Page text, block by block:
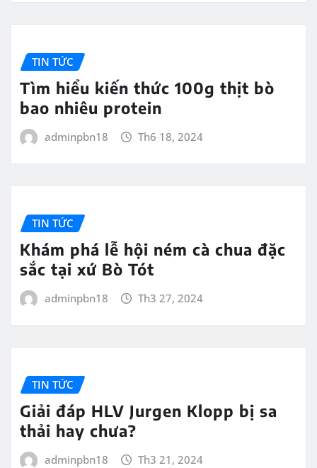
TIN TỨC
Tìm hiểu kiến thức 100g thịt bò
bao nhiêu protein
adminpbn18 Th6 18, 2024
TIN TỨC
Khám phá lễ hội ném cà chua đặc
sắc tại xứ Bò Tót
adminpbn18 Th3 27, 2024
TIN TỨC
Giải đáp HLV Jurgen Klopp bị sa
thải hay chưa?
adminpbn18 Th3 21, 2024